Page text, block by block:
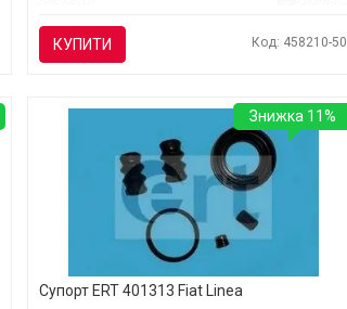
КУПИТИ Код: 458210-50
Супорт ERT 401313 Fiat Linea
Знижка 11%